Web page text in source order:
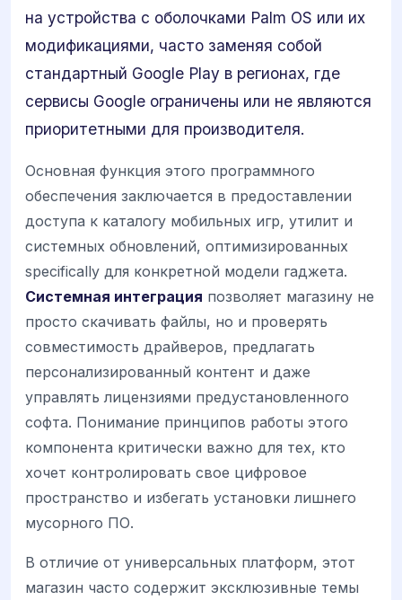
на устройства с оболочками Palm OS или их
модификациями, часто заменяя собой
стандартный Google Play в регионах, где
сервисы Google ограничены или не являются
приоритетными для производителя.
Основная функция этого программного
обеспечения заключается в предоставлении
доступа к каталогу мобильных игр, утилит и
системных обновлений, оптимизированных
specifically для конкретной модели гаджета.
Системная интеграция позволяет магазину не
просто скачивать файлы, но и проверять
совместимость драйверов, предлагать
персонализированный контент и даже
управлять лицензиями предустановленного
софта. Понимание принципов работы этого
компонента критически важно для тех, кто
хочет контролировать свое цифровое
пространство и избегать установки лишнего
мусорного ПО.
В отличие от универсальных платформ, этот
магазин часто содержит эксклюзивные темы